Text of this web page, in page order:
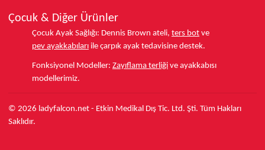
Çocuk & Diğer Ürünler
Çocuk Ayak Sağlığı: Dennis Brown ateli, ters bot ve
pev ayakkabıları ile çarpık ayak tedavisine destek.
Fonksiyonel Modeller: Zayıflama terliği ve ayakkabısı
modellerimiz.
© 2026 ladyfalcon.net - Etkin Medikal Dış Tic. Ltd. Şti. Tüm Hakları
Saklıdır.